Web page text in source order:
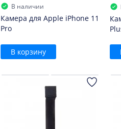
В наличии
Камера для Apple iPhone 11
Pro
В корзину